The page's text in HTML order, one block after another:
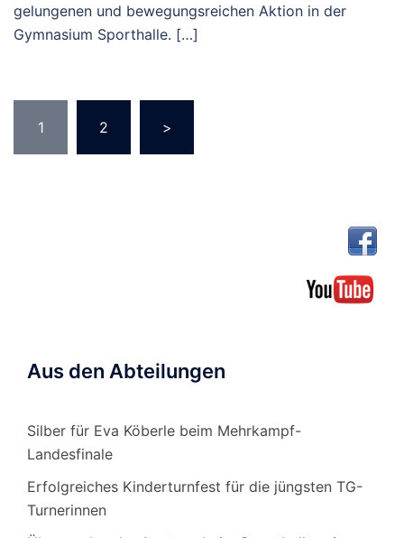
gelungenen und bewegungsreichen Aktion in der
Gymnasium Sporthalle. […]
der
Beiträge
1 2 >
Aus den Abteilungen
Silber für Eva Köberle beim Mehrkampf-
Landesfinale
Erfolgreiches Kinderturnfest für die jüngsten TG-
Turnerinnen